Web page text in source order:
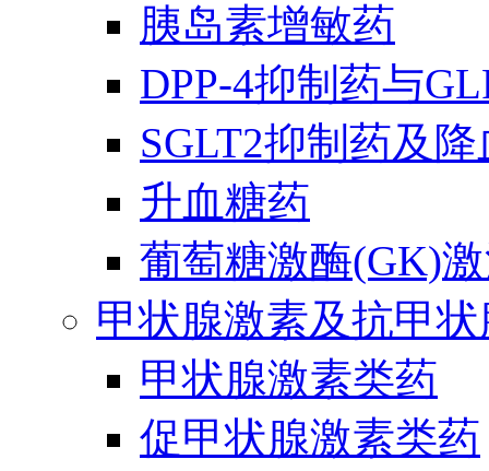
胰岛素增敏药
DPP-4抑制药与
SGLT2抑制药及
升血糖药
葡萄糖激酶(GK)
甲状腺激素及抗甲
甲状腺激素类药
促甲状腺激素类药